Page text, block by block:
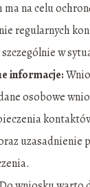
na celu
regularnych
w
informacje:
osobowe
uzasadnienie